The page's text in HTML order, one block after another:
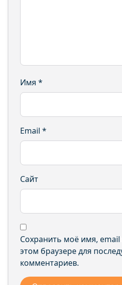
Имя *
Email *
Сайт
Сохранить моё имя, email
этом браузере для
комментариев.